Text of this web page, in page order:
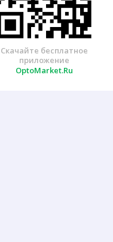
Скачайте бесплатное
приложение
OptoMarket.Ru